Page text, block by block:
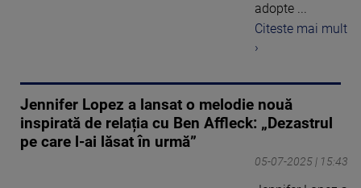
adopte ...
Citeste mai mult
›
Jennifer Lopez a lansat o melodie nouă
inspirată de relația cu Ben Affleck: „Dezastrul
pe care l-ai lăsat în urmă”
05-07-2025 | 15:43